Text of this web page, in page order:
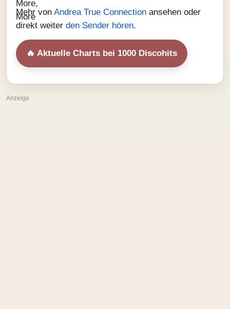
Mehr von Andrea True Connection ansehen oder
direkt weiter den Sender hören.
🔥 Aktuelle Charts bei 1000 Discohits
Anzeige